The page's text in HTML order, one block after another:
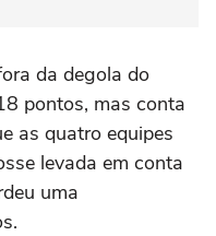
da degola do
pontos, mas conta
as quatro equipes
levada em conta
uma